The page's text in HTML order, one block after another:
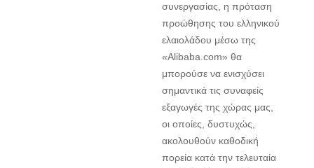
συνεργασίας, η πρόταση
προώθησης του ελληνικού
ελαιολάδου μέσω της
«Alibaba.com» θα
μπορούσε να ενισχύσει
σημαντικά τις συναφείς
εξαγωγές της χώρας μας,
οι οποίες, δυστυχώς,
ακολουθούν καθοδική
πορεία κατά την τελευταία